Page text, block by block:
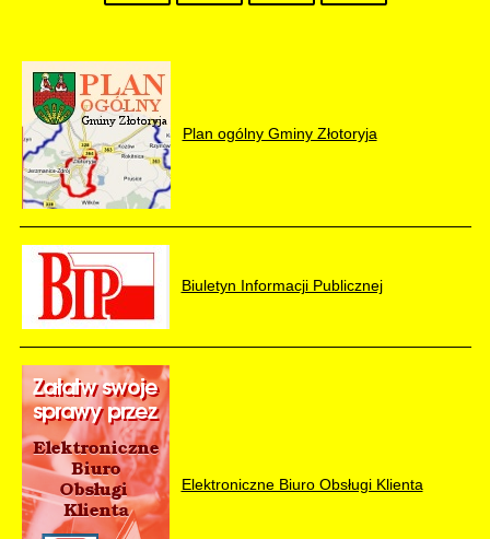
Plan ogólny Gminy Złotoryja
Biuletyn Informacji Publicznej
Elektroniczne Biuro Obsługi Klienta